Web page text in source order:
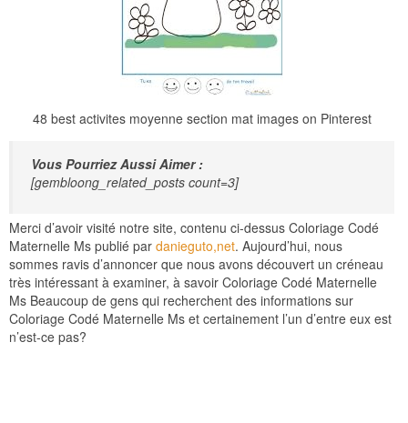
48 best activites moyenne section mat images on Pinterest
Vous Pourriez Aussi Aimer :
[gembloong_related_posts count=3]
Merci d’avoir visité notre site, contenu ci-dessus Coloriage Codé
Maternelle Ms publié par danieguto,net. Aujourd’hui, nous
sommes ravis d’annoncer que nous avons découvert un créneau
très intéressant à examiner, à savoir Coloriage Codé Maternelle
Ms Beaucoup de gens qui recherchent des informations sur
Coloriage Codé Maternelle Ms et certainement l’un d’entre eux est
n’est-ce pas?